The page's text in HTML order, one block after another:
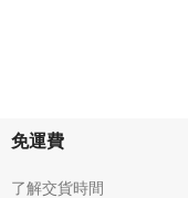
免運費
了解交貨時間